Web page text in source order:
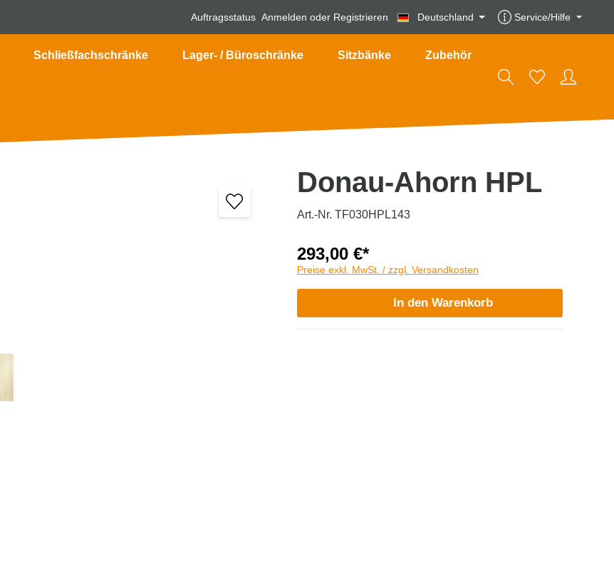
Auftragsstatus Anmelden oder Registrieren Deutschland Service/Hilfe
Schließfachschränke Lager- / Büroschränke Sitzbänke Zubehör
Donau-Ahorn HPL
Art.-Nr. TF030HPL143
293,00 €*
Preise exkl. MwSt. / zzgl. Versandkosten
In den Warenkorb